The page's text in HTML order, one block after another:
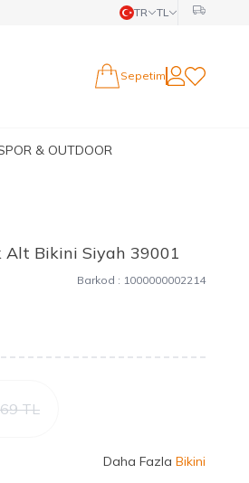
TR TL
SepetimHesabım
Favorilerim
& OUTDOOR
Alt Bikini Siyah 39001
Barkod : 1000000002214
TL
Daha Fazla Bikini